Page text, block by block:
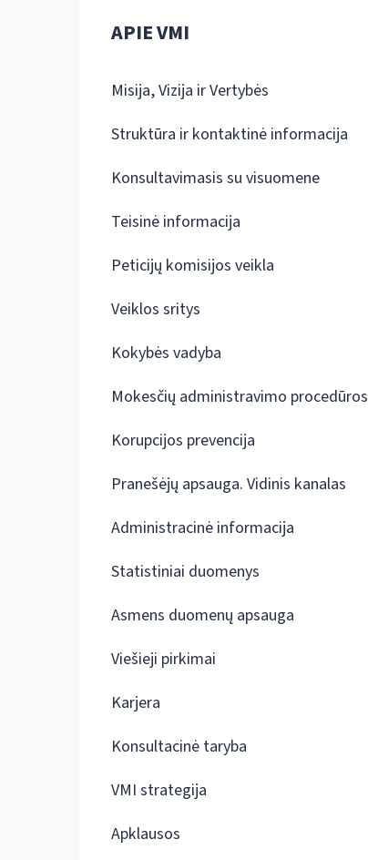
APIE VMI
Misija, Vizija ir Vertybės
Struktūra ir kontaktinė informacija
Konsultavimasis su visuomene
Teisinė informacija
Peticijų komisijos veikla
Veiklos sritys
Kokybės vadyba
Mokesčių administravimo procedūros
Korupcijos prevencija
Pranešėjų apsauga. Vidinis kanalas
Administracinė informacija
Statistiniai duomenys
Asmens duomenų apsauga
Viešieji pirkimai
Karjera
Konsultacinė taryba
VMI strategija
Apklausos